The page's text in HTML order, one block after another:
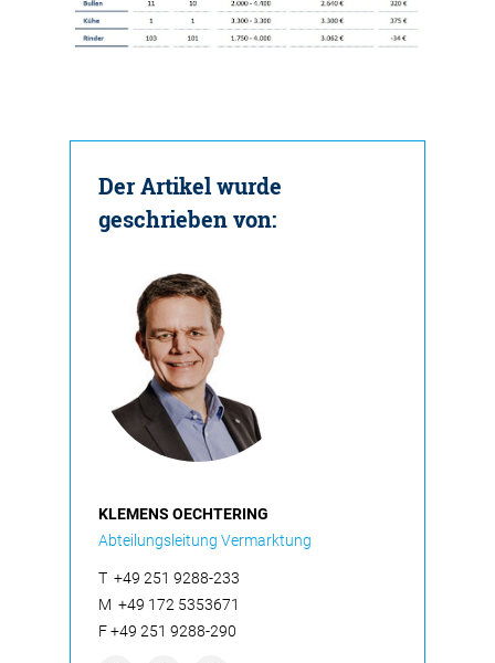
Der Artikel wurde
geschrieben von:
KLEMENS OECHTERING
Abteilungsleitung Vermarktung
T +49 251 9288-233
M +49 172 5353671
F+49 251 9288-290